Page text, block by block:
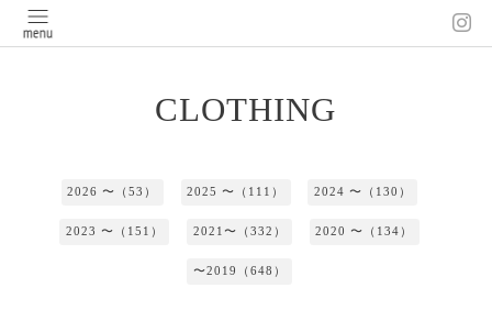
CLOTHING
2026 〜（53） 2025 〜（111） 2024 〜（130）
2023 〜（151） 2021〜（332） 2020 〜（134）
〜2019（648）